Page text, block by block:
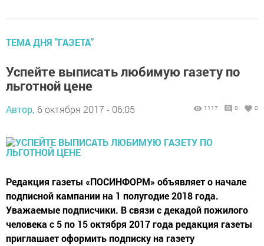
ТЕМА ДНЯ "ГАЗЕТА"
Успейте выписать любимую газету по
льготной цене
Автор, 6 октября 2017 - 06:05 1117 0 0
Редакция газеты «ПОСИНФОРМ» объявляет о начале
подписной кампании на 1 полугодие 2018 года.
Уважаемые подписчики. В связи с декадой пожилого
человека с 5 по 15 октября 2017 года редакция газеты
приглашает оформить подписку на газету